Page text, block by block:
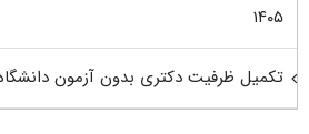
۱۴۰۵
تکمیل ظرفیت دکتری بدون آزمون دانشگاه